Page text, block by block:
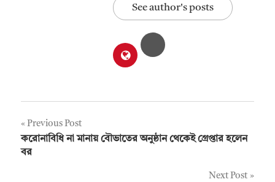
See author's posts
Post
navigation
Previous Post
করোনাবিধি না মানায় বৌভাতের অনুষ্ঠান থেকেই গ্রেপ্তার হলেন
বর
Next Post